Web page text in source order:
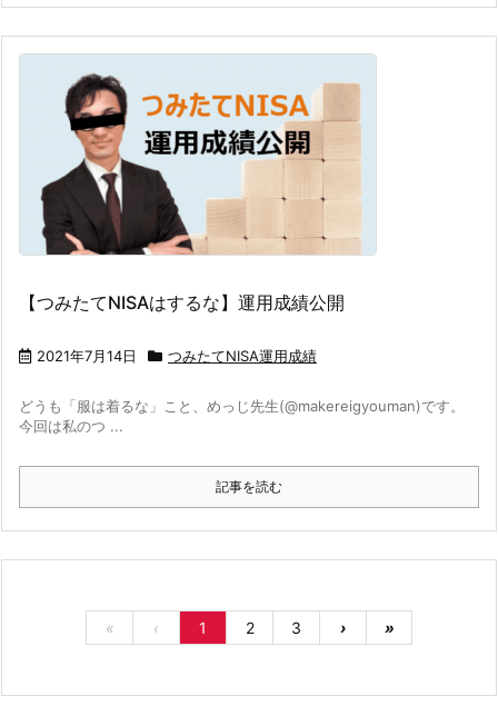
【つみたてNISAはするな】運用成績公開
2021年7月14日 つみたてNISA運用成績
どうも「服は着るな」こと、めっじ先生(@makereigyouman)です。
今回は私のつ ...
記事を読む
« ‹ 1 2 3 › »